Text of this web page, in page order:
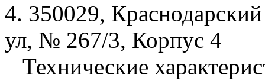
4. 350029,
ул, № 267/3, Корпус 4
Технические